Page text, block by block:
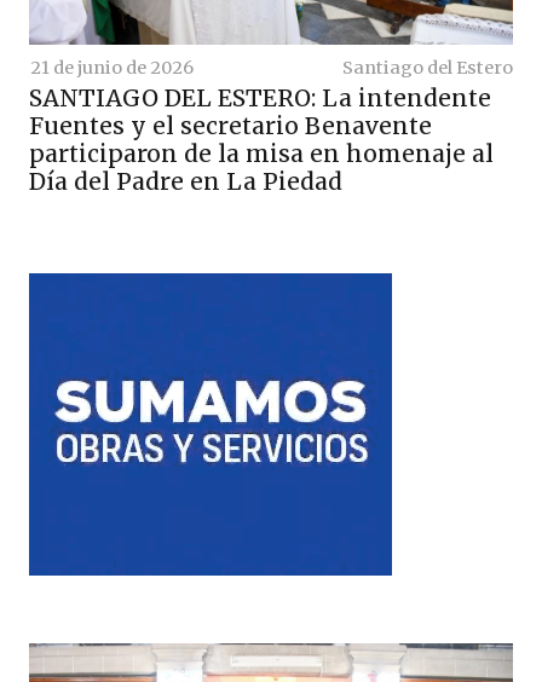
21 de junio de 2026 Santiago del Estero
SANTIAGO DEL ESTERO: La intendente
Fuentes y el secretario Benavente
participaron de la misa en homenaje al
Día del Padre en La Piedad